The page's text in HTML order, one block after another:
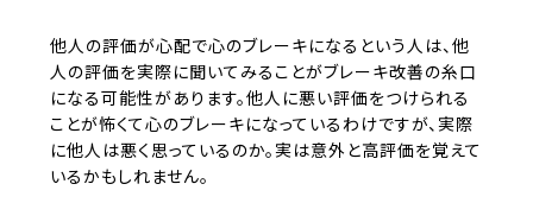
他人の評価が心配で心のブレーキになるという人は、他
人の評価を実際に聞いてみることがブレーキ改善の糸口
になる可能性があります。他人に悪い評価をつけられる
ことが怖くて心のブレーキになっているわけですが、実際
に他人は悪く思っているのか。実は意外と高評価を覚えて
いるかもしれません。